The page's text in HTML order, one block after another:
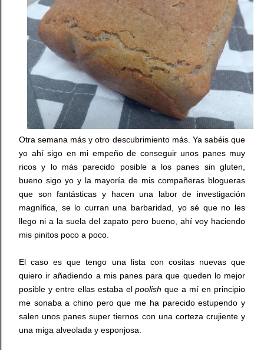
Otra semana más y otro descubrimiento más. Ya sabéis que
yo ahí sigo en mi empeño de conseguir unos panes muy
ricos y lo más parecido posible a los panes sin gluten,
bueno sigo yo y la mayoría de mis compañeras blogueras
que son fantásticas y hacen una labor de investigación
magnífica, se lo curran una barbaridad, yo sé que no les
llego ni a la suela del zapato pero bueno, ahí voy haciendo
mis pinitos poco a poco.
El caso es que tengo una lista con cositas nuevas que
quiero ir añadiendo a mis panes para que queden lo mejor
posible y entre ellas estaba elpoolish que a mí en principio
me sonaba a chino pero que me ha parecido estupendo y
salen unos panes super tiernos con una corteza crujiente y
una miga alveolada y esponjosa.